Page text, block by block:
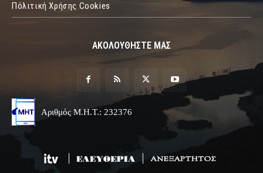
Πόλιτική Χρήσης Cookies
ΑΚΟΛΟΥΘΗΣΤΕ ΜΑΣ
Αριθμός Μ.Η.Τ.: 232376